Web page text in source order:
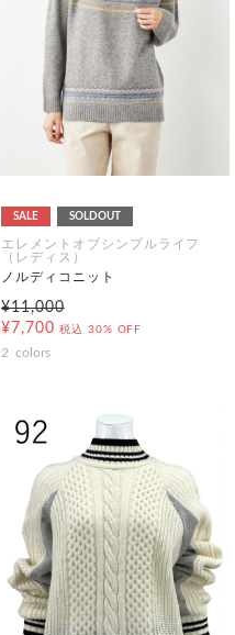
SALE SOLDOUT
エレメントオブシンプルライフ
（レディス）
ノルディコニット
¥11,000
¥7,700 税込 30% OFF
2 colors